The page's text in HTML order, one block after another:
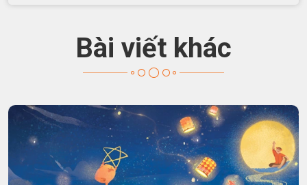
Bài viết khác